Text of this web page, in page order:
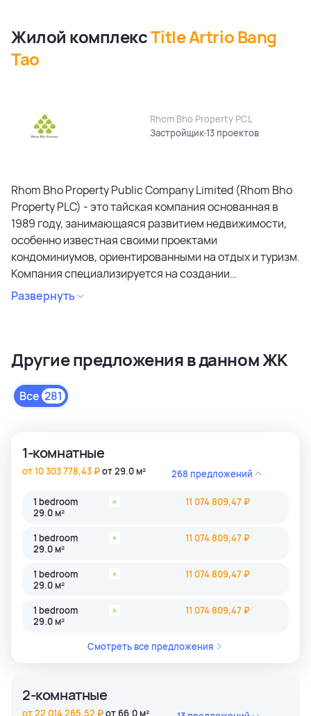
Жилой комплексTitle Artrio Bang
Tao
Rhom Bho Property PCL
Застройщик13 проектов
Rhom Bho Property Public Company Limited (Rhom Bho
Property PLC) - это тайская компания основанная в
1989 году, занимающаяся развитием недвижимости,
особенно известная своими проектами
кондоминиумов, ориентированными на отдых и туризм.
Компания специализируется на создании
кондоминиумов в привлекательных районах, уделяя
особое внимание дизайну, качеству строительства и
коммерческих объектах и жилой недвижимости
высокого качества в сегментах недвижимости
премиального и среднего класса. Среди районов
застройки как престижные комьюнити Бангкока, так и
Развернуть
Другие предложения в данном ЖК
Все 281
1-комнатные
от 29.0 м²
от 10 303 778,43 ₽ 268 предложений
1 bedroom
29.0 м²
11 074 809,47 ₽
1 bedroom
29.0 м²
11 074 809,47 ₽
1 bedroom
29.0 м²
11 074 809,47 ₽
1 bedroom
29.0 м²
11 074 809,47 ₽
Смотреть все предложения
2-комнатные
от 66.0 м²
от 22 014 265,52 ₽